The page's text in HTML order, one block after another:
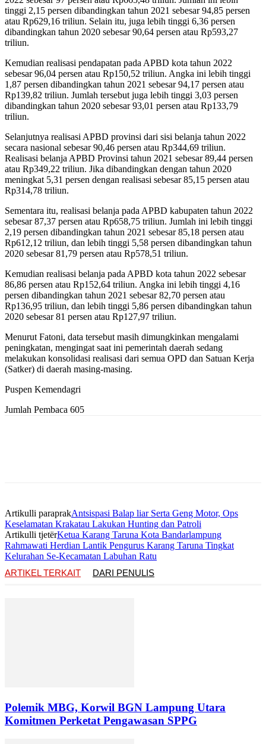
tinggi 2,15 persen dibandingkan tahun 2021 sebesar 94,85 persen
atau Rp629,16 triliun. Selain itu, juga lebih tinggi 6,36 persen
dibandingkan tahun 2020 sebesar 90,64 persen atau Rp593,27
triliun.
Kemudian realisasi pendapatan pada APBD kota tahun 2022
sebesar 96,04 persen atau Rp150,52 triliun. Angka ini lebih tinggi
1,87 persen dibandingkan tahun 2021 sebesar 94,17 persen atau
Rp139,82 triliun. Jumlah tersebut juga lebih tinggi 3,03 persen
dibandingkan tahun 2020 sebesar 93,01 persen atau Rp133,79
triliun.
Selanjutnya realisasi APBD provinsi dari sisi belanja tahun 2022
secara nasional sebesar 90,46 persen atau Rp344,69 triliun.
Realisasi belanja APBD Provinsi tahun 2021 sebesar 89,44 persen
atau Rp349,22 triliun. Jika dibandingkan dengan tahun 2020
meningkat 5,31 persen dengan realisasi sebesar 85,15 persen atau
Rp314,78 triliun.
Sementara itu, realisasi belanja pada APBD kabupaten tahun 2022
sebesar 87,37 persen atau Rp658,75 triliun. Jumlah ini lebih tinggi
2,19 persen dibandingkan tahun 2021 sebesar 85,18 persen atau
Rp612,12 triliun, dan lebih tinggi 5,58 persen dibandingkan tahun
2020 sebesar 81,79 persen atau Rp578,51 triliun.
Kemudian realisasi belanja pada APBD kota tahun 2022 sebesar
86,86 persen atau Rp152,64 triliun. Angka ini lebih tinggi 4,16
persen dibandingkan tahun 2021 sebesar 82,70 persen atau
Rp136,95 triliun, dan lebih tinggi 5,86 persen dibandingkan tahun
2020 sebesar 81 persen atau Rp127,97 triliun.
Menurut Fatoni, data tersebut masih dimungkinkan mengalami
peningkatan, mengingat saat ini pemerintah daerah sedang
melakukan konsolidasi realisasi dari semua OPD dan Satuan Kerja
(Satker) di daerah masing-masing.
Puspen Kemendagri
Jumlah Pembaca 605
Artikulli paraprakAntsispasi Balap liar Serta Geng Motor, Ops
Keselamatan Krakatau Lakukan Hunting dan Patroli
Artikulli tjetërKetua Karang Taruna Kota Bandarlampung
Rahmawati Herdian Lantik Pengurus Karang Taruna Tingkat
Kelurahan Se-Kecamatan Labuhan Ratu
ARTIKEL TERKAIT
DARI PENULIS
Polemik MBG, Korwil BGN Lampung Utara
Komitmen Perketat Pengawasan SPPG